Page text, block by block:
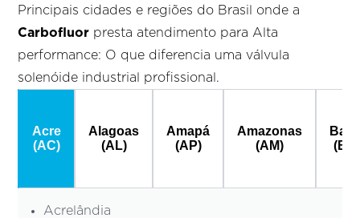
Principais cidades e regiões do Brasil onde a
Carbofluor presta atendimento para Alta
performance: O que diferencia uma válvula
solenóide industrial profissional.
Acre
(AC)
Alagoas
(AL)
Amapá
(AP)
Amazonas
(AM)
Acrelândia